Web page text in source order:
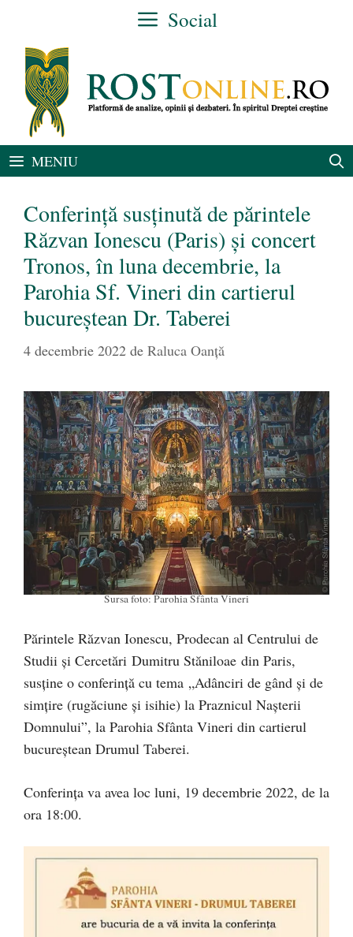
conținut
Social
MENIU
Conferință susținută de părintele
Răzvan Ionescu (Paris) și concert
Tronos, în luna decembrie, la
Parohia Sf. Vineri din cartierul
bucureștean Dr. Taberei
4 decembrie 2022 de Raluca Oanță
Sursa foto: Parohia Sfânta Vineri
Părintele Răzvan Ionescu, Prodecan al Centrului de
Studii și Cercetări Dumitru Stăniloae din Paris,
susține o conferință cu tema „Adânciri de gând și de
simțire (rugăciune și isihie) la Praznicul Nașterii
Domnului”, la Parohia Sfânta Vineri din cartierul
bucureștean Drumul Taberei.
Conferința va avea loc luni, 19 decembrie 2022, de la
ora 18:00.